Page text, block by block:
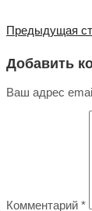
Предыдущая
Добавить
Ваш адрес
Комментарий *